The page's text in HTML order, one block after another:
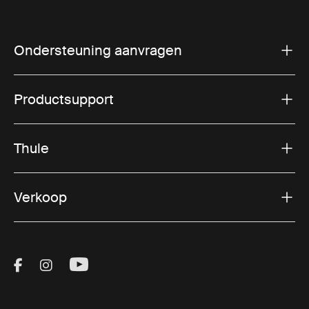
Ondersteuning aanvragen
Productsupport
Thule
Verkoop
Visit Thule on Facebook (external link)
Visit Thule on Instagram (external link)
Visit Thule on Youtube (external